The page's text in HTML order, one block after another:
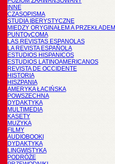
INNE
CZASOPISMA
STUDIA IBERYSTYCZNE
MIĘDZY ORYGINAŁEM A PRZEKŁADEM
PUNTOyCOMA
LAS REVISTAS ESPANOLAS
LA REVISTA ESPAÑOLA
ESTUDIOS HISPANICOS
ESTUDIOS LATINOAMERICANOS
REVISTA DE OCCIDENTE
HISTORIA
HISZPANIA
AMERYKA ŁACIŃSKA
POWSZECHNA
DYDAKTYKA
MULTIMEDIA
KASETY
MUZYKA
FILMY
AUDIOBOOKI
DYDAKTYKA
LINGWISTYKA
PODRÓŻE